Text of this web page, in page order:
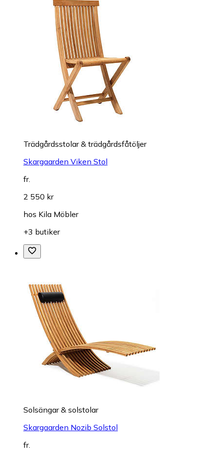
Trädgårdsstolar & trädgårdsfåtöljer
Skargaarden Viken Stol
fr.
2 550 kr
hos Kila Möbler
+3 butiker
Solsängar & solstolar
Skargaarden Nozib Solstol
fr.